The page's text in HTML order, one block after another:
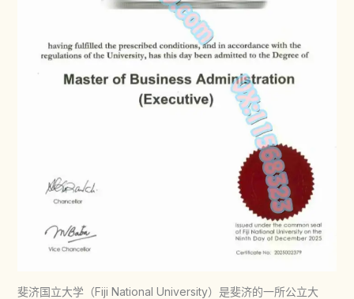
斐济国立大学（Fiji National University）是斐济的一所公立大